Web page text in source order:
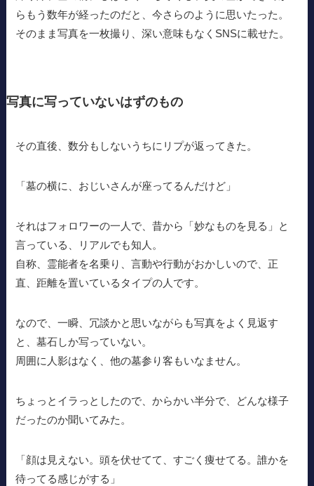
らもう数年が経ったのだと、今さらのように思いたった。
そのまま写真を一枚撮り、深い意味もなくSNSに載せた。
写真に写っていないはずのもの
その直後、数分もしないうちにリプが返ってきた。
「墓の横に、おじいさんが座ってるんだけど」
それはフォロワーの一人で、昔から「妙なものを見る」と
言っている、リアルでも知人。
自称、霊能者を名乗り、言動や行動がおかしいので、正
直、距離を置いているタイプの人です。
なので、一瞬、冗談かと思いながらも写真をよく見返す
と、墓石しか写っていない。
周囲に人影はなく、他の墓参り客もいなません。
ちょっとイラっとしたので、からかい半分で、どんな様子
だったのか聞いてみた。
「顔は見えない。頭を伏せてて、すごく痩せてる。誰かを
待ってる感じがする」